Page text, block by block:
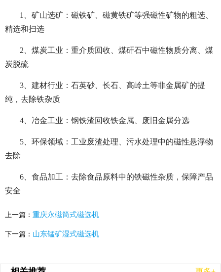
1、矿山选矿：磁铁矿、磁黄铁矿等强磁性矿物的粗选、
精选和扫选
2、煤炭工业：重介质回收、煤矸石中磁性物质分离、煤
炭脱硫
3、建材行业：石英砂、长石、高岭土等非金属矿的提
纯，去除铁杂质
4、冶金工业：钢铁渣回收铁金属、废旧金属分选
5、环保领域：工业废渣处理、污水处理中的磁性悬浮物
去除
6、食品加工：去除食品原料中的铁磁性杂质，保障产品
安全
上一篇： 重庆永磁筒式磁选机
下一篇： 山东锰矿湿式磁选机